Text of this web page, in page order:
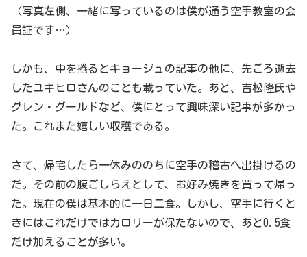
（写真左側、一緒に写っているのは僕が通う空手教室の会
員証です…）
しかも、中を捲るとキョージュの記事の他に、先ごろ逝去
したユキヒロさんのことも載っていた。あと、吉松隆氏や
グレン・グールドなど、僕にとって興味深い記事が多かっ
た。これまた嬉しい収穫である。
さて、帰宅したら一休みののちに空手の稽古へ出掛けるの
だ。その前の腹ごしらえとして、お好み焼きを買って帰っ
た。現在の僕は基本的に一日二食。しかし、空手に行くと
きにはこれだけではカロリーが保たないので、あと0.5食
だけ加えることが多い。